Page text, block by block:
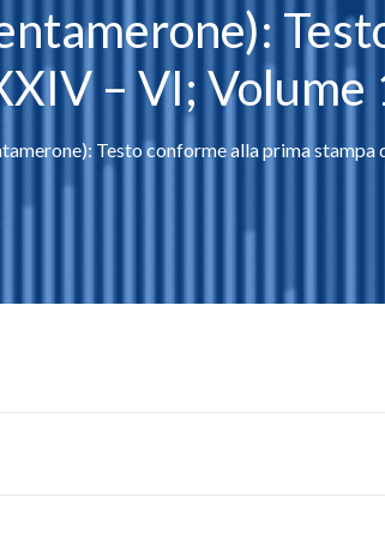
– VI; Volume
Testo conforme alla prima